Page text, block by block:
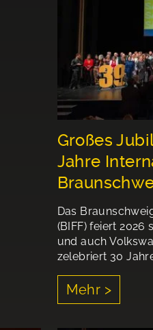
Großes
Jahre
Das
(BIFF) feiert 2026
und auch
zelebriert 30
Mehr >